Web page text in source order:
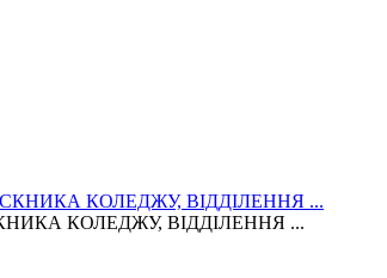
КОЛЕДЖУ, ВІДДІЛЕННЯ ...